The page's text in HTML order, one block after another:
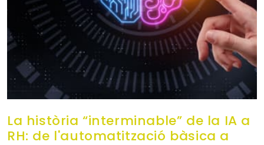
La història “interminable” de la IA a
RH: de l'automatització bàsica a